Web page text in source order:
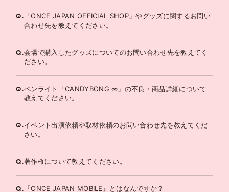
Q. 「ONCE JAPAN OFFICIAL SHOP」やグッズに関するお問い
合わせ先を教えてください。
Q.会場で購入したグッズについてのお問い合わせ先を教えてく
ださい。
Q.ペンライト「CANDYBONG ∞」の不良・商品詳細について
教えてください。
Q.イベント出演依頼や取材依頼のお問い合わせ先を教えてくだ
さい。
Q.著作権について教えてください。
Q. 『ONCE JAPAN MOBILE』とはなんですか？